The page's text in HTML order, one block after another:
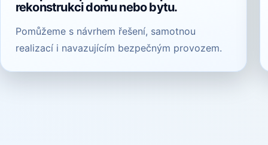
rekonstrukci domu nebo bytu.
Pomůžeme s návrhem řešení, samotnou
realizací i navazujícím bezpečným provozem.